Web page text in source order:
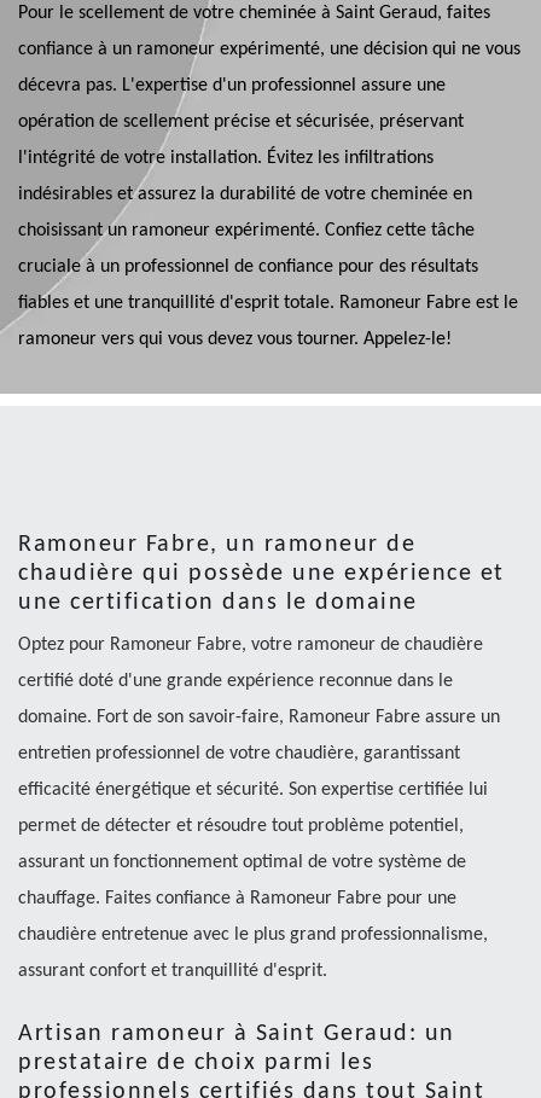
Pour le scellement de votre cheminée à Saint Geraud, faites
confiance à un ramoneur expérimenté, une décision qui ne vous
décevra pas. L'expertise d'un professionnel assure une
opération de scellement précise et sécurisée, préservant
l'intégrité de votre installation. Évitez les infiltrations
indésirables et assurez la durabilité de votre cheminée en
choisissant un ramoneur expérimenté. Confiez cette tâche
cruciale à un professionnel de confiance pour des résultats
fiables et une tranquillité d'esprit totale. Ramoneur Fabre est le
ramoneur vers qui vous devez vous tourner. Appelez-le!
Ramoneur Fabre, un ramoneur de
chaudière qui possède une expérience et
une certification dans le domaine
Optez pour Ramoneur Fabre, votre ramoneur de chaudière
certifié doté d'une grande expérience reconnue dans le
domaine. Fort de son savoir-faire, Ramoneur Fabre assure un
entretien professionnel de votre chaudière, garantissant
efficacité énergétique et sécurité. Son expertise certifiée lui
permet de détecter et résoudre tout problème potentiel,
assurant un fonctionnement optimal de votre système de
chauffage. Faites confiance à Ramoneur Fabre pour une
chaudière entretenue avec le plus grand professionnalisme,
assurant confort et tranquillité d'esprit.
Artisan ramoneur à Saint Geraud: un
prestataire de choix parmi les
professionnels certifiés dans tout Saint